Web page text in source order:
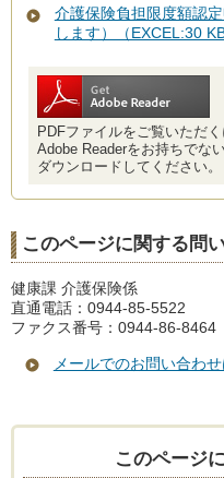
介護保険負担限度額認
します）（EXCEL:30 KB
PDFファイルをご覧いただ
Adobe Readerをお持ちでな
ダウンロードしてください。
このページに関する問
健康課 介護保険係
直通電話：0944-85-5522
ファクス番号：0944-86-8464
メールでのお問い合わ
このページ